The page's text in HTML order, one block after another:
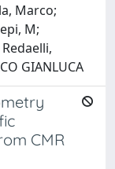
Marco;
M;
GIANLUCA
CMR